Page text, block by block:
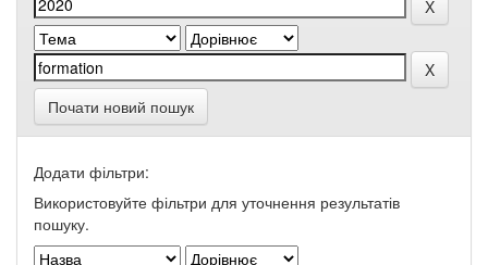
Почати новий пошук
Додати фільтри:
Використовуйте фільтри для уточнення результатів
пошуку.